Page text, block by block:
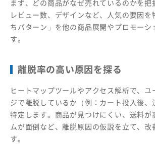
まず、どの商品がなぜ売れているのかを把
レビュー数、デザインなど、人気の要因を
ちパターン」を他の商品展開やプロモーシ
す。
離脱率の高い原因を探る
ヒートマップツールやアクセス解析で、ユ
ジで離脱しているか（例：カート投入後、
特定します。商品が見つけにくい、送料が
ムが面倒など、離脱原因の仮説を立て、改
す。